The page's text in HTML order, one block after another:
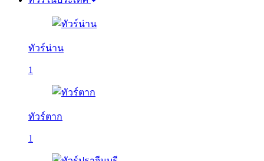
ทัวร์น่าน
1
ทัวร์ตาก
1